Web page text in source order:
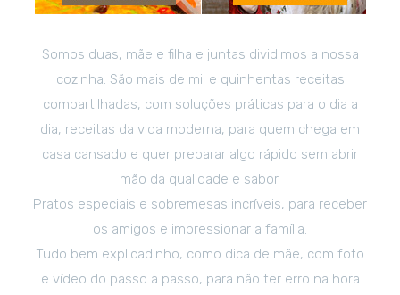
Somos duas, mãe e filha e juntas dividimos a nossa
cozinha. São mais de mil e quinhentas receitas
compartilhadas, com soluções práticas para o dia a
dia, receitas da vida moderna, para quem chega em
casa cansado e quer preparar algo rápido sem abrir
mão da qualidade e sabor.
Pratos especiais e sobremesas incríveis, para receber
os amigos e impressionar a família.
Tudo bem explicadinho, como dica de mãe, com foto
e vídeo do passo a passo, para não ter erro na hora